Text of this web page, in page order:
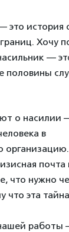
это история
Хочу
—
половины
о насилии
в
организацию.
что нужно
что эта
работы